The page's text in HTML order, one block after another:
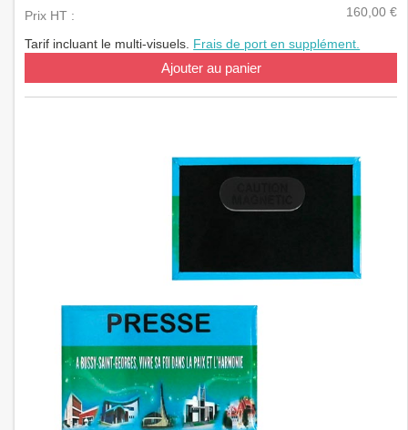
Prix HT : 160,00 €
Tarif incluant le multi-visuels. Frais de port en supplément.
Ajouter au panier